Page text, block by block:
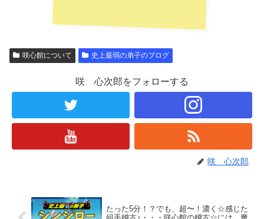
咲心館について 史上最弱の弟子のブログ
咲 心次郎をフォローする
咲 心次郎
たった5分！？でも、超〜！濃く☆感じた